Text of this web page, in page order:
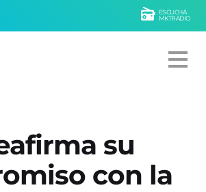
ESCUCHÁ
MKTRADIO
su
con la